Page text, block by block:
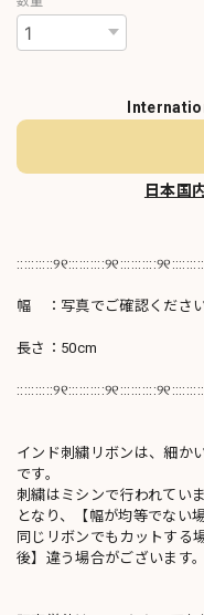
日本国
幅 ：写真でご確認くださ
長さ：50cm
インド刺繍リボンは、細か
です。
刺繍はミシンで行われてい
となり、【幅が均等でない
同じリボンでもカットする
後】違う場合がございます。